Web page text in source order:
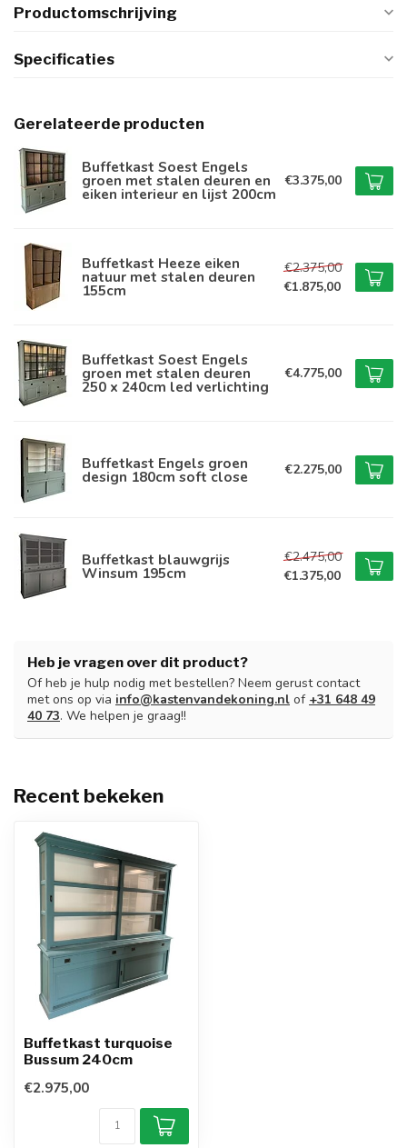
Productomschrijving
Specificaties
Gerelateerde producten
Buffetkast Soest Engels
groen met stalen deuren en
eiken interieur en lijst 200cm
€3.375,00
Buffetkast Heeze eiken
natuur met stalen deuren
155cm
€2.375,00
€1.875,00
Buffetkast Soest Engels
groen met stalen deuren
250 x 240cm led verlichting
€4.775,00
Buffetkast Engels groen
design 180cm soft close €2.275,00
Buffetkast blauwgrijs
Winsum 195cm
€2.475,00
€1.375,00
Heb je vragen over dit product?
Of heb je hulp nodig met bestellen? Neem gerust contact
met ons op via info@kastenvandekoning.nl of +31 648 49
40 73. We helpen je graag!!
Recent bekeken
Buffetkast turquoise
Bussum 240cm
€2.975,00